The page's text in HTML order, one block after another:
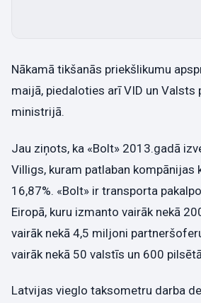
Nākamā tikšanās priekšlikumu
maijā, piedaloties arī VID un Valsts
ministrijā.
Jau ziņots, ka «Bolt» 2013.gadā
Villigs, kuram patlaban kompānijas
16,87%. «Bolt» ir transporta
Eiropā, kuru izmanto vairāk nekā
vairāk nekā 4,5 miljoni
vairāk nekā 50 valstīs un 600
Latvijas vieglo taksometru darba